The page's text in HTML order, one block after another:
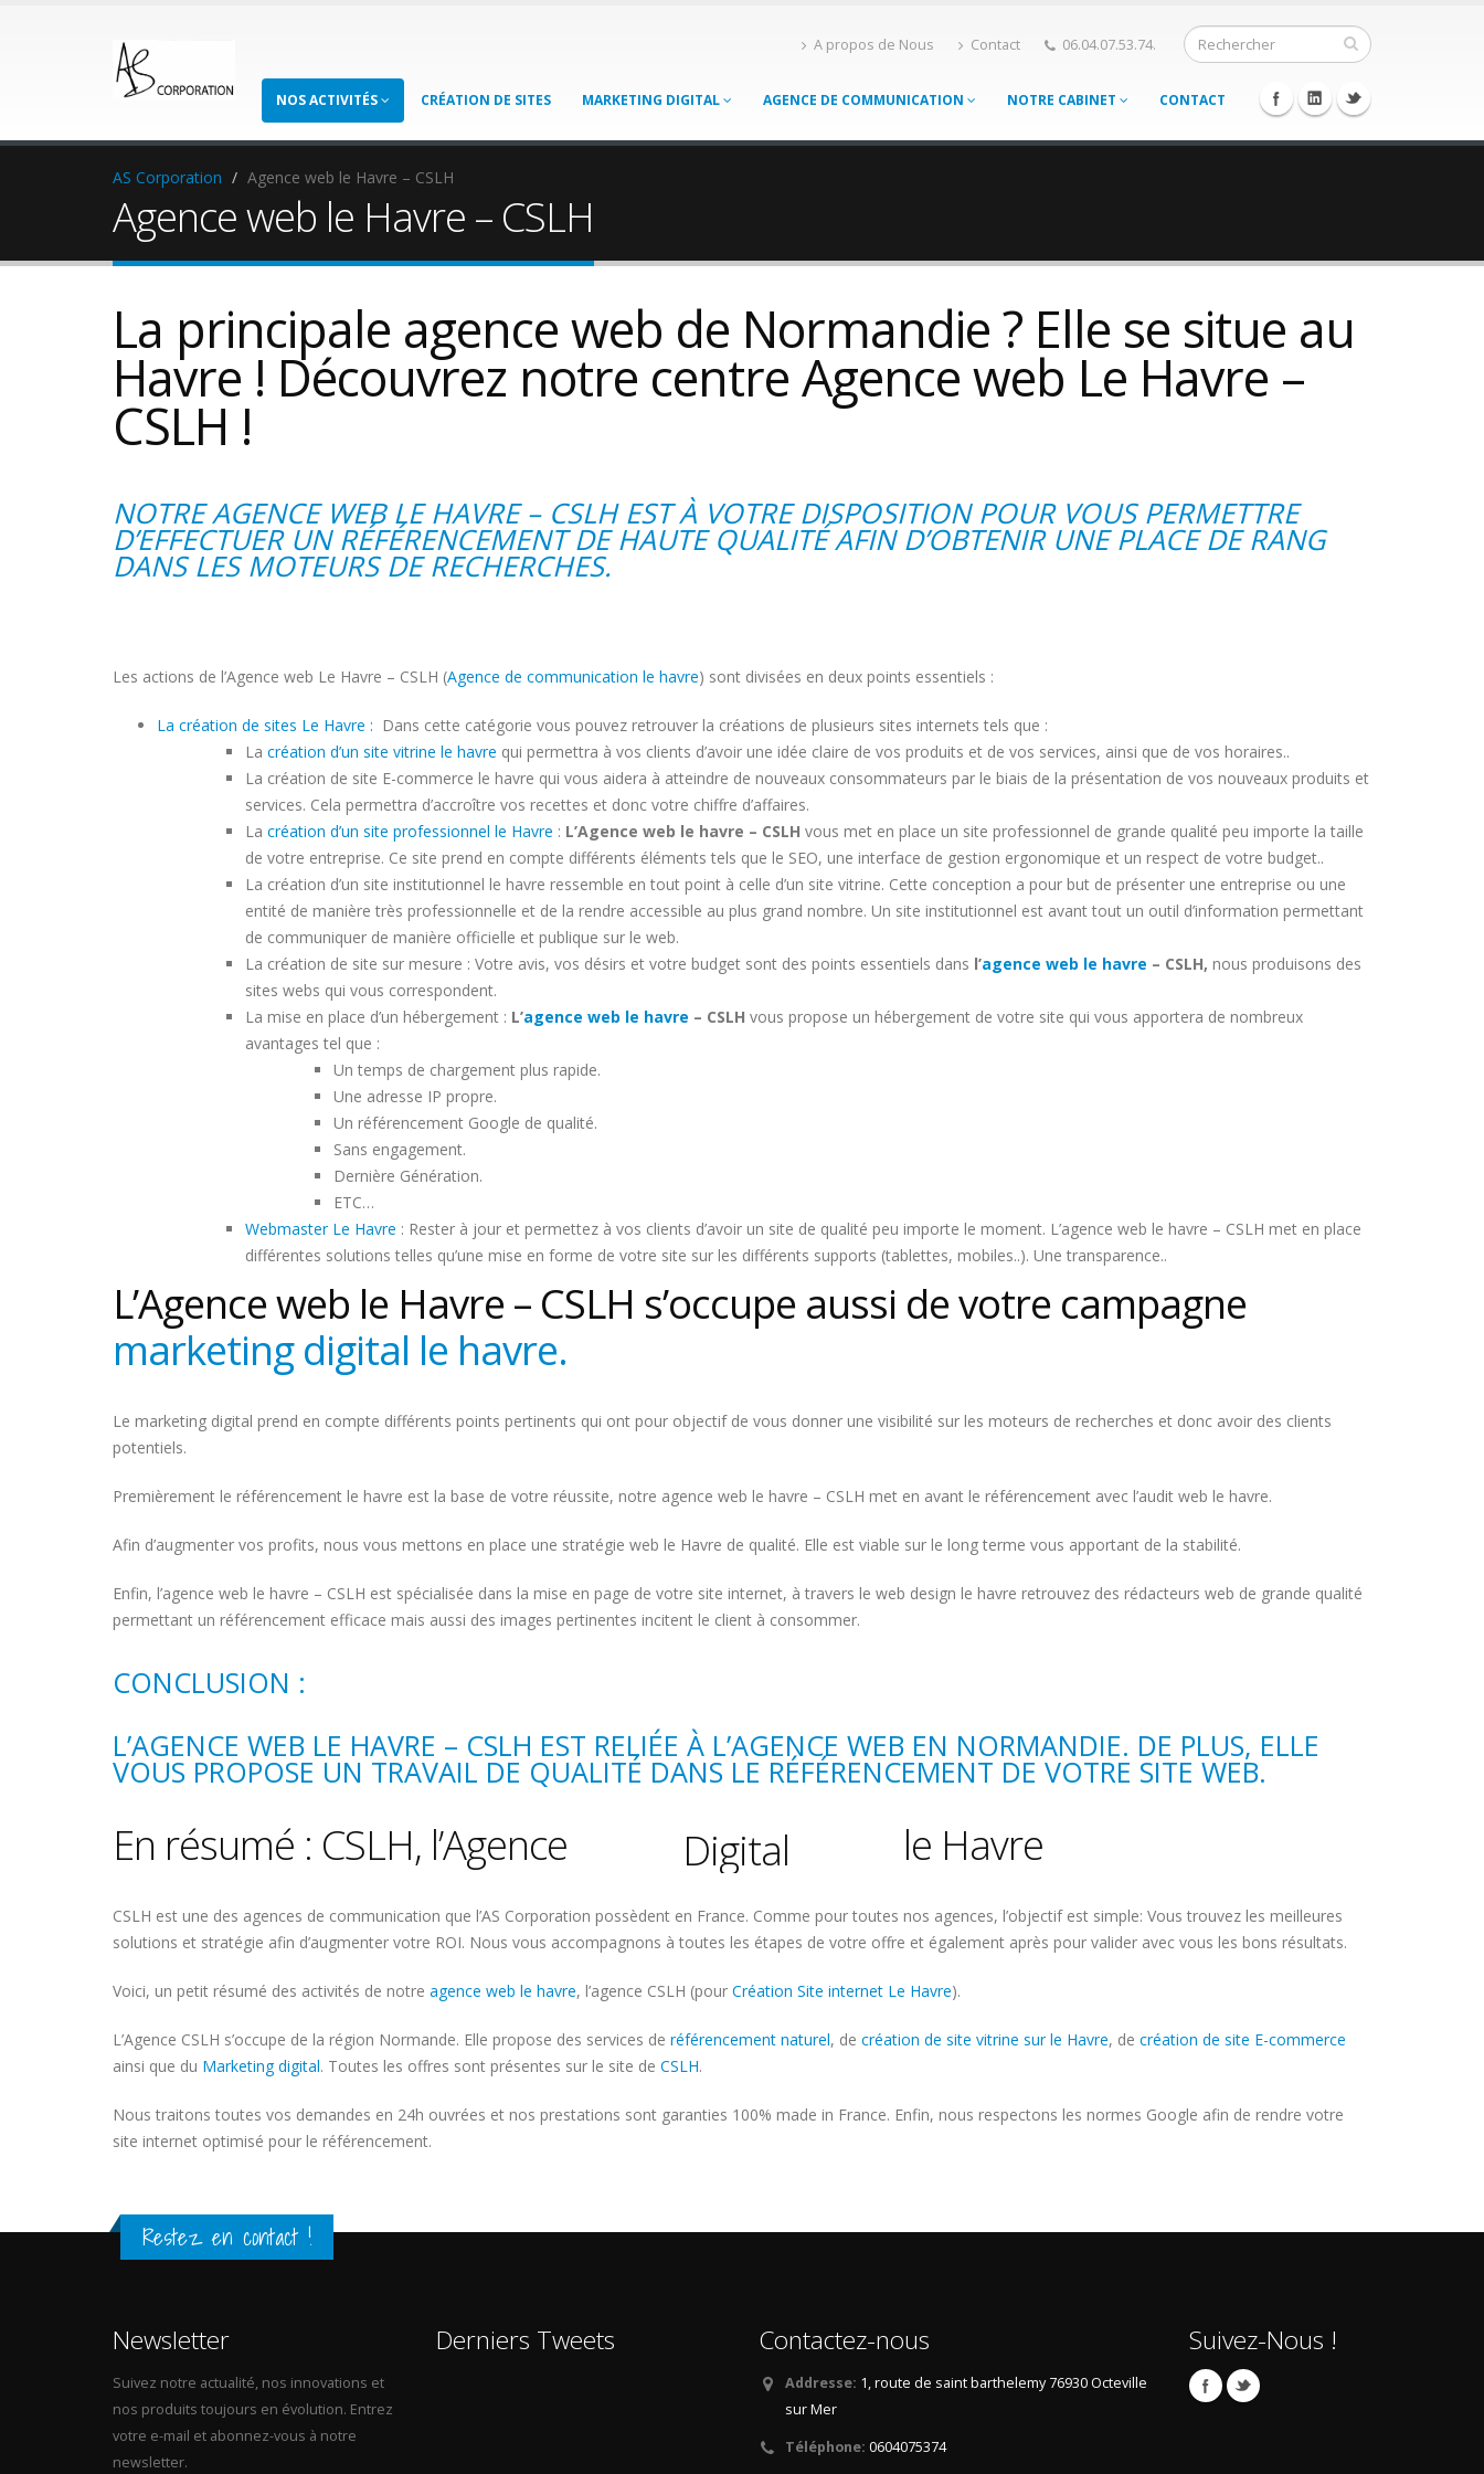
A propos de Nous Contact 06.04.07.53.74.
NOS ACTIVITÉS CRÉATION DE SITES MARKETING DIGITAL AGENCE DE COMMUNICATION NOTRE CABINET CONTACT
AS Corporation Agence web le Havre – CSLH
Agence web le Havre – CSLH
La principale agence web de Normandie ? Elle se situe au
Havre ! Découvrez notre centre Agence web Le Havre –
CSLH !
NOTRE AGENCE WEB LE HAVRE – CSLH EST À VOTRE DISPOSITION POUR VOUS PERMETTRE
D’EFFECTUER UN RÉFÉRENCEMENT DE HAUTE QUALITÉ AFIN D’OBTENIR UNE PLACE DE RANG
DANS LES MOTEURS DE RECHERCHES.
Les actions de l’Agence web Le Havre – CSLH (Agence de communication le havre) sont divisées en deux points essentiels :
La création de sites Le Havre : Dans cette catégorie vous pouvez retrouver la créations de plusieurs sites internets tels que :
La création d’un site vitrine le havre qui permettra à vos clients d’avoir une idée claire de vos produits et de vos services, ainsi que de vos horaires..
La création de site E-commerce le havre qui vous aidera à atteindre de nouveaux consommateurs par le biais de la présentation de vos nouveaux produits et
services. Cela permettra d’accroître vos recettes et donc votre chiffre d’affaires.
La création d’un site professionnel le Havre : L’Agence web le havre – CSLH vous met en place un site professionnel de grande qualité peu importe la taille
de votre entreprise. Ce site prend en compte différents éléments tels que le SEO, une interface de gestion ergonomique et un respect de votre budget..
La création d’un site institutionnel le havre ressemble en tout point à celle d’un site vitrine. Cette conception a pour but de présenter une entreprise ou une
entité de manière très professionnelle et de la rendre accessible au plus grand nombre. Un site institutionnel est avant tout un outil d’information permettant
de communiquer de manière officielle et publique sur le web.
La création de site sur mesure : Votre avis, vos désirs et votre budget sont des points essentiels dans l’agence web le havre – CSLH, nous produisons des
sites webs qui vous correspondent.
La mise en place d’un hébergement : L’agence web le havre – CSLH vous propose un hébergement de votre site qui vous apportera de nombreux
avantages tel que :
Un temps de chargement plus rapide.
Une adresse IP propre.
Un référencement Google de qualité.
Sans engagement.
Dernière Génération.
ETC…
Webmaster Le Havre : Rester à jour et permettez à vos clients d’avoir un site de qualité peu importe le moment. L’agence web le havre – CSLH met en place
différentes solutions telles qu’une mise en forme de votre site sur les différents supports (tablettes, mobiles..). Une transparence..
L’Agence web le Havre – CSLH s’occupe aussi de votre campagne
marketing digital le havre.
Le marketing digital prend en compte différents points pertinents qui ont pour objectif de vous donner une visibilité sur les moteurs de recherches et donc avoir des clients
potentiels.
Premièrement le référencement le havre est la base de votre réussite, notre agence web le havre – CSLH met en avant le référencement avec l’audit web le havre.
Afin d’augmenter vos profits, nous vous mettons en place une stratégie web le Havre de qualité. Elle est viable sur le long terme vous apportant de la stabilité.
Enfin, l’agence web le havre – CSLH est spécialisée dans la mise en page de votre site internet, à travers le web design le havre retrouvez des rédacteurs web de grande qualité
permettant un référencement efficace mais aussi des images pertinentes incitent le client à consommer.
CONCLUSION :
L’AGENCE WEB LE HAVRE – CSLH EST RELIÉE À L’AGENCE WEB EN NORMANDIE. DE PLUS, ELLE
VOUS PROPOSE UN TRAVAIL DE QUALITÉ DANS LE RÉFÉRENCEMENT DE VOTRE SITE WEB.
En résumé : CSLH, l’Agence
web
Digital
SEO
web
le Havre
CSLH est une des agences de communication que l’AS Corporation possèdent en France. Comme pour toutes nos agences, l’objectif est simple: Vous trouvez les meilleures
solutions et stratégie afin d’augmenter votre ROI. Nous vous accompagnons à toutes les étapes de votre offre et également après pour valider avec vous les bons résultats.
Voici, un petit résumé des activités de notre agence web le havre, l’agence CSLH (pour Création Site internet Le Havre).
L’Agence CSLH s’occupe de la région Normande. Elle propose des services de référencement naturel, de création de site vitrine sur le Havre, de création de site E-commerce
ainsi que du Marketing digital. Toutes les offres sont présentes sur le site de CSLH.
Nous traitons toutes vos demandes en 24h ouvrées et nos prestations sont garanties 100% made in France. Enfin, nous respectons les normes Google afin de rendre votre
site internet optimisé pour le référencement.
Restez en contact !
Newsletter
Suivez notre actualité, nos innovations et
nos produits toujours en évolution. Entrez
votre e-mail et abonnez-vous à notre
newsletter.
Derniers Tweets Contactez-nous
Addresse: 1, route de saint barthelemy 76930 Octeville
sur Mer
Téléphone: 0604075374
Suivez-Nous !